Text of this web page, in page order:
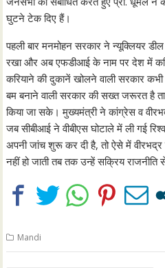
घुटने टेक दिए हैं।
पहली बार मनमोहन सरकार ने न्यूक्लियर
रखा और अब एफडीआई के नाम पर देश में
करियाने की दुकानें खोलने वाली सरकार
बम बनाने वाली सरकार की सख्त जरूरत है
किया जा सके। मुख्यमंत्री ने कांग्रेस व
जब सीबीआई ने वीबीएस घोटाले में ली गई
अपनी जांच शुरू कर दी है, तो ऐसे में वीरभद्र
नहीं हो जाती तब तक उन्हें सक्रिय राजनीति
Mandi